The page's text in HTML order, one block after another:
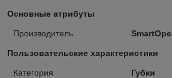
Основные атрибуты
Производитель
Пользовательские характеристики
Категория Губки